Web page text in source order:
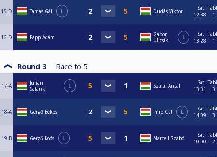
15-D Tamás Gál L Dudás Viktor
Sat
12:38
1
16-D Papp Ádám
Gábor
Ulicsik
L
Sat
13:28
1
Round 3 Race to 5
17-A
Julian
Salanki
L Szalai Antal
Sat
13:31
3
18-A Gergő Békési Imre Gál L
Sat
14:09
3
19-B Gergő Koós L Marcell Szabó
Sat
10:00
2